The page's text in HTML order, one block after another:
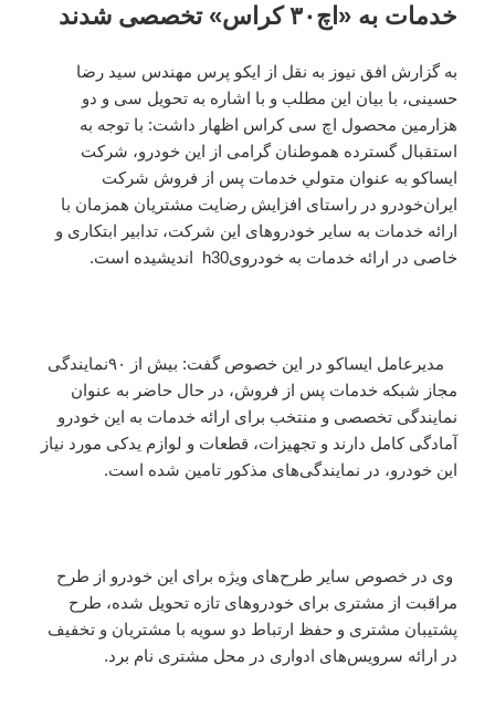
خدمات به «اچ۳۰ کراس» تخصصی شدند
به گزارش افق نیوز به نقل از ایکو پرس مهندس سید رضا
حسینی، با بیان این مطلب و با اشاره به تحویل سی و دو
هزارمین محصول اچ سی کراس اظهار داشت: با توجه به
استقبال گسترده هموطنان گرامی از این خودرو، شرکت
ایساکو به عنوان متولي خدمات پس از فروش شرکت
ایران‌خودرو در راستای افزایش رضایت مشتریان همزمان با
ارائه خدمات به سایر خودروهای این شرکت، تدابیر ابتکاری و
خاصی در ارائه خدمات به خودرویh30 اندیشیده است.
مدیرعامل ایساکو در این خصوص گفت: بیش از ۹۰نمایندگی
مجاز شبکه خدمات پس از فروش، در حال حاضر به عنوان
نمایندگی تخصصی و منتخب برای ارائه خدمات به این خودرو
آمادگی کامل دارند و تجهیزات، قطعات و لوازم یدکی مورد نیاز
این خودرو، در نمایندگی‌های مذکور تامین شده است.
وی در خصوص سایر طرح‌های ویژه برای این خودرو از طرح‌
مراقبت از مشتری برای خودروهای تازه تحویل شده، طرح
پشتیبان مشتری و حفظ ارتباط دو سویه با مشتریان و تخفیف
در ارائه سرویس‌های ادواری در محل مشتری نام برد.